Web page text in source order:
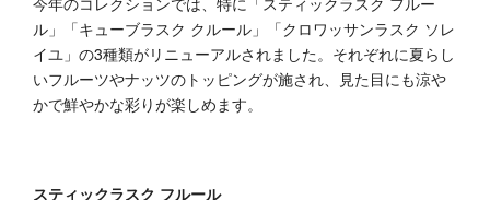
ル」「キューブラスク クルール」「クロワッサンラスク ソレ
イユ」の3種類がリニューアルされました。それぞれに夏らし
いフルーツやナッツのトッピングが施され、見た目にも涼や
かで鮮やかな彩りが楽しめます。
スティックラスク フルール